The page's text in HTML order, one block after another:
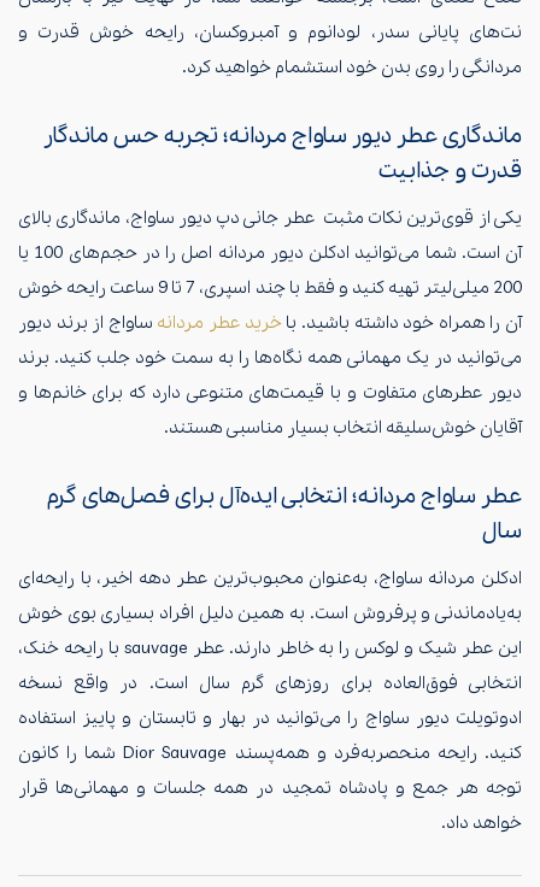
نت‌های پایانی سدر، لودانوم و آمبروکسان، رایحه خوش قدرت و
مردانگی را روی بدن خود استشمام خواهید کرد.
ماندگاری عطر دیور ساواج مردانه؛ تجربه حس ماندگار
قدرت و جذابیت
یکی از قوی‌ترین نکات مثبت عطر جانی دپ دیور ساواج، ماندگاری بالای
آن است. شما می‌توانید ادکلن دیور مردانه اصل را در حجم‌های 100 یا
200 میلی‌لیتر تهیه کنید و فقط با چند اسپری، 7 تا 9 ساعت رایحه خوش
آن را همراه خود داشته باشید. باخرید عطر مردانه ساواج از برند دیور
می‌توانید در یک مهمانی همه نگاه‌ها را به سمت خود جلب کنید. برند
دیور عطر‌های متفاوت و با قیمت‌های متنوعی دارد که برای خانم‌ها و
آقایان خوش‌سلیقه انتخاب بسیار مناسبی هستند.
عطر ساواج مردانه؛ انتخابی ایده‌آل برای فصل‌های گرم
سال
ادکلن مردانه ساواج، به‌عنوان محبوب‌ترین عطر دهه اخیر، با رایحه‌ای
به‌یادماندنی و پرفروش است. به همین دلیل افراد بسیاری بوی خوش
این عطر شیک و لوکس را به خاطر دارند. عطر sauvage با رایحه خنک،
انتخابی فوق‌العاده برای روزهای گرم سال است. در واقع نسخه
ادوتویلت دیور ساواج را می‌توانید در بهار و تابستان و پاییز استفاده
کنید. رایحه منحصربه‌فرد و همه‌پسند Dior Sauvage شما را کانون
توجه هر جمع و پادشاه تمجید در همه جلسات و مهمانی‌ها قرار
خواهد داد.